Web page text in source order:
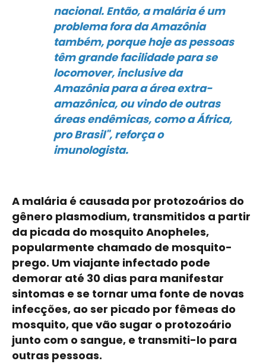
nacional. Então, a malária é um
problema fora da Amazônia
também, porque hoje as pessoas
têm grande facilidade para se
locomover, inclusive da
Amazônia para a área extra-
amazônica, ou vindo de outras
áreas endêmicas, como a África,
pro Brasil", reforça o
imunologista.
A malária é causada por protozoários do
gênero plasmodium, transmitidos a partir
da picada do mosquito Anopheles,
popularmente chamado de mosquito-
prego. Um viajante infectado pode
demorar até 30 dias para manifestar
sintomas e se tornar uma fonte de novas
infecções, ao ser picado por fêmeas do
mosquito, que vão sugar o protozoário
junto com o sangue, e transmiti-lo para
outras pessoas.